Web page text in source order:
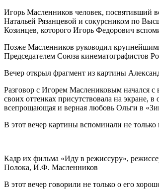
Игорь Масленников человек, посвятивший
Натальей Рязанцевой и сокурсником по
Козинцев, которого Игорь Федорович
Позже Масленников руководил
Председателем Союза кинематографистов
Вечер открыл фрагмент из картины
Разговор с Игорем Маслениковым начался
своих оттенках присутствовала на
всепрощающая и верная любовь Ольги в
В этот вечер картины вспоминали не
Кадр их фильма «Иду в режиссуру»,
Полока, И.Ф. Масленников
В этот вечер говорили не только о его